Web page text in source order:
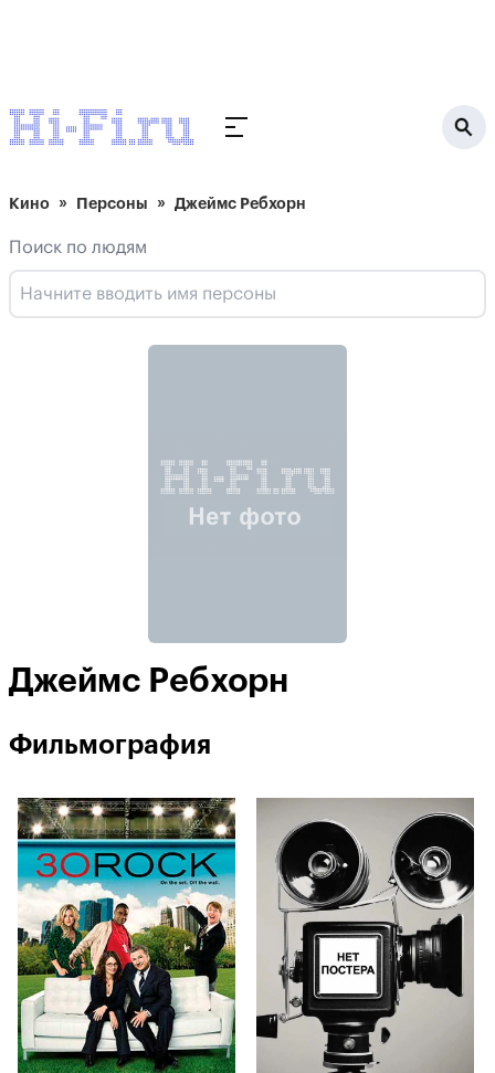
Кино Персоны Джеймс Ребхорн
Поиск по людям
Джеймс Ребхорн
Фильмография